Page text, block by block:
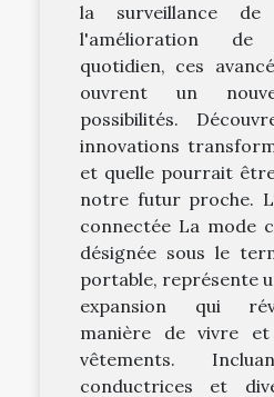
la surveillance
l'amélioration
quotidien, ces
ouvrent un
possibilités.
innovations
et quelle pourrait
notre futur proche.
connectée La mode
désignée sous le
portable, représente
expansion qui
manière de vivre
vêtements.
conductrices et